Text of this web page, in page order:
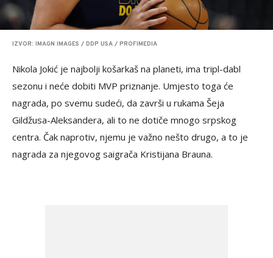
IZVOR: IMAGN IMAGES / DDP USA / PROFIMEDIA
Nikola Jokić je najbolji košarkaš na planeti, ima tripl-dabl
sezonu i neće dobiti MVP priznanje. Umjesto toga će
nagrada, po svemu sudeći, da završi u rukama Šeja
Gildžusa-Aleksandera, ali to ne dotiče mnogo srpskog
centra. Čak naprotiv, njemu je važno nešto drugo, a to je
nagrada za njegovog saigrača Kristijana Brauna.